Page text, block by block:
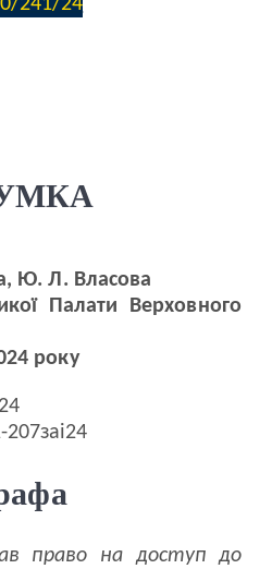
241/24
Ю. Л. Власова
Палати Верховного
року
право на доступ до